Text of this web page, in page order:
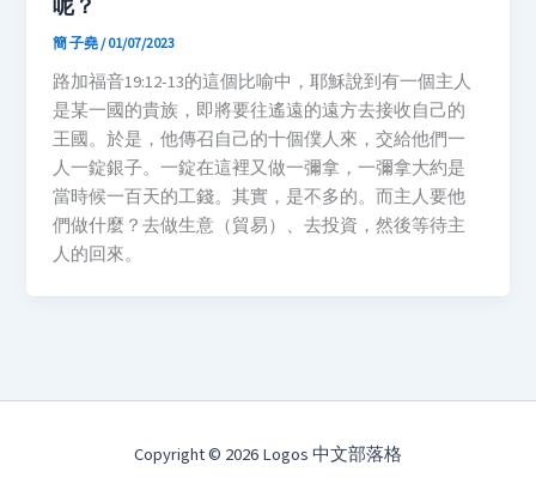
簡 子堯/01/07/2023
路加福音19:12-13的這個比喻中，耶穌說到有一個主人
是某一國的貴族，即將要往遙遠的遠方去接收自己的
王國。於是，他傳召自己的十個僕人來，交給他們一
人一錠銀子。一錠在這裡又做一彌拿，一彌拿大約是
當時候一百天的工錢。其實，是不多的。而主人要他
們做什麼？去做生意（貿易）、去投資，然後等待主
人的回來。
Copyright © 2026 Logos 中文部落格